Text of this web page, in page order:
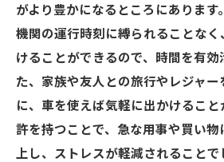
がより豊かになるところにあります
機関の運行時刻に縛られることな
けることができるので、時間を有効
た、家族や友人との旅行やレジャー
に、車を使えば気軽に出かけるこ
許を持つことで、急な用事や買い物
上し、ストレスが軽減されることで